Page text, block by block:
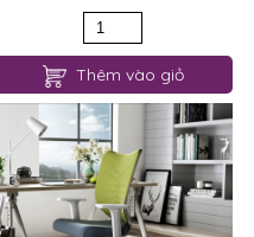
Thêm vào giỏ